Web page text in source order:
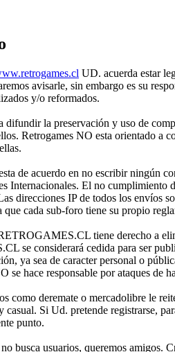
UD. acuerda estar
avisarle, sin embargo es su
y/o reformados.
la preservación y uso de
Retrogames NO esta orientado a
de acuerdo en no escribir ningún
El no cumplimiento
direcciones IP de todos los envíos
que cada sub-foro tiene su propio
tiene derecho a
se considerará cedida para ser
ya sea de caracter personal o
hace responsable por ataques de
como deremate o mercadolibre le
Si Ud. pretende registrarse,
punto.
busca usuarios, queremos amigos.